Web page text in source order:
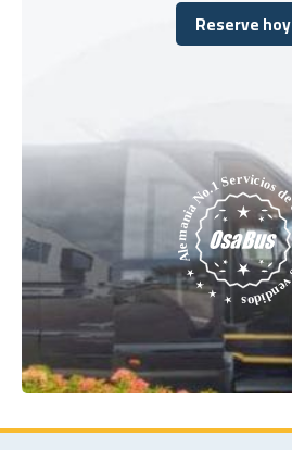
Reserve hoy
Reserve hoy